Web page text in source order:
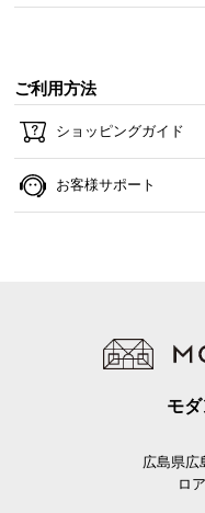
ご利用方法
ショッピングガイド
お客様サポート
モ
広島県広
ロ